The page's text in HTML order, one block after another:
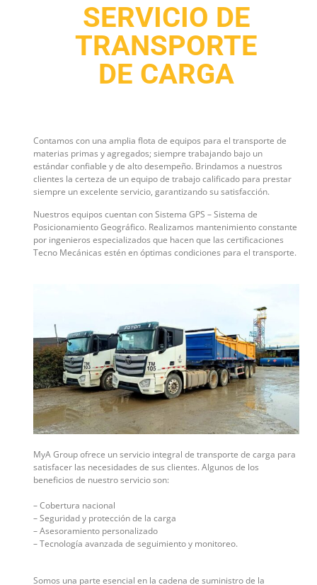
SERVICIO DE
TRANSPORTE
DE CARGA
Contamos con una amplia flota de equipos para el transporte de
materias primas y agregados; siempre trabajando bajo un
estándar confiable y de alto desempeño. Brindamos a nuestros
clientes la certeza de un equipo de trabajo calificado para prestar
siempre un excelente servicio, garantizando su satisfacción.
Nuestros equipos cuentan con Sistema GPS – Sistema de
Posicionamiento Geográfico. Realizamos mantenimiento constante
por ingenieros especializados que hacen que las certificaciones
Tecno Mecánicas estén en óptimas condiciones para el transporte.
MyA Group ofrece un servicio integral de transporte de carga para
satisfacer las necesidades de sus clientes. Algunos de los
beneficios de nuestro servicio son:
– Cobertura nacional
– Seguridad y protección de la carga
– Asesoramiento personalizado
– Tecnología avanzada de seguimiento y monitoreo.
Somos una parte esencial en la cadena de suministro de la